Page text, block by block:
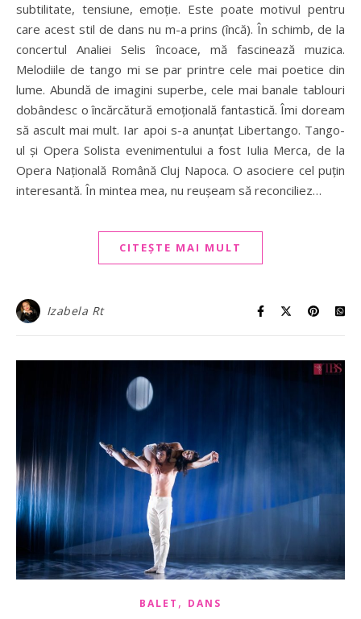
subtilitate, tensiune, emoție. Este poate motivul pentru
care acest stil de dans nu m-a prins (încă). În schimb, de la
concertul Analiei Selis încoace, mă fascinează muzica.
Melodiile de tango mi se par printre cele mai poetice din
lume. Abundă de imagini superbe, cele mai banale tablouri
dobândesc o încărcătură emoțională fantastică. Îmi doream
să ascult mai mult. Iar apoi s-a anunțat Libertango. Tango-
ul și Opera Solista evenimentului a fost Iulia Merca, de la
Opera Națională Română Cluj Napoca. O asociere cel puțin
interesantă. În mintea mea, nu reușeam să reconciliez…
CITEȘTE MAI MULT
Izabela Rt
BALET , DANS